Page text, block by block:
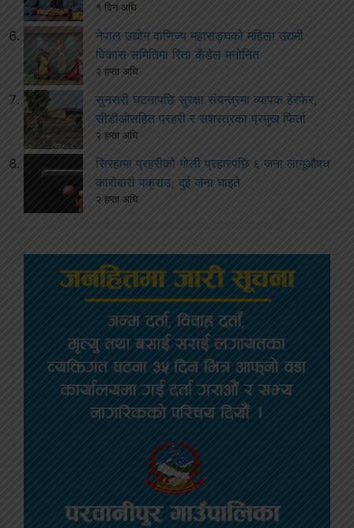
१ दिन अघि
नेपाल उद्योग वाणिज्य महासङ्घको महिला उद्यमी
विकास समितिमा रिता कँडेल मनोनित
२ हप्ता अघि
सुनसरी घटनापछि सुरक्षा संयन्त्रमा व्यापक हेरफेर,
सीडीओसहित प्रहरी र सशस्त्रका प्रमुख फिर्ता
२ हप्ता अघि
सिरहामा प्रहरीको गोली प्रहारपछि ६ जना लागूऔषध
कारोबारी पक्राउ, दुई जना घाइते
२ हप्ता अघि